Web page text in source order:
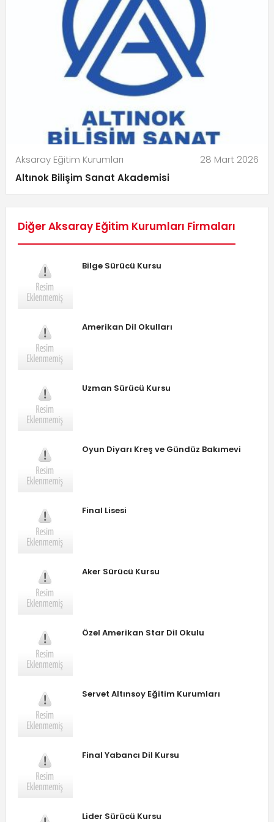
Aksaray Eğitim Kurumları
28 Mart 2026
Altınok Bilişim Sanat Akademisi
Diğer Aksaray Eğitim Kurumları Firmaları
Bilge Sürücü Kursu
Amerikan Dil Okulları
Uzman Sürücü Kursu
Oyun Diyarı Kreş ve Gündüz Bakımevi
Final Lisesi
Aker Sürücü Kursu
Özel Amerikan Star Dil Okulu
Servet Altınsoy Eğitim Kurumları
Final Yabancı Dil Kursu
Lider Sürücü Kursu